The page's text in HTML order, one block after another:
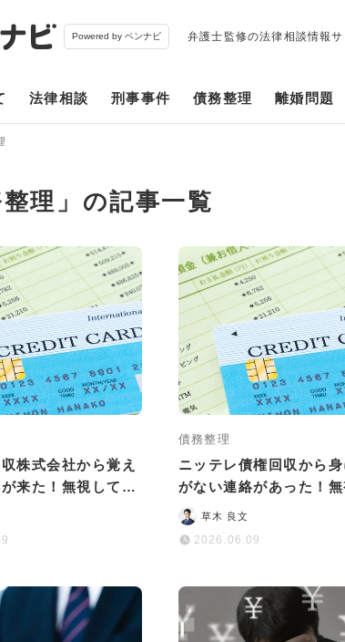
Powered by ベンナビ 弁護士監修の法律相談情報サ
法律相談 刑事事件 債務整理 離婚問題
整理」の記事一覧
株式会社から覚え
来た！無視しては
と正しい対処法
債務整理
ニッテレ債権回収から身
がない連絡があった！無
険な理由や対処法を解説
草木 良文
2026.06.09